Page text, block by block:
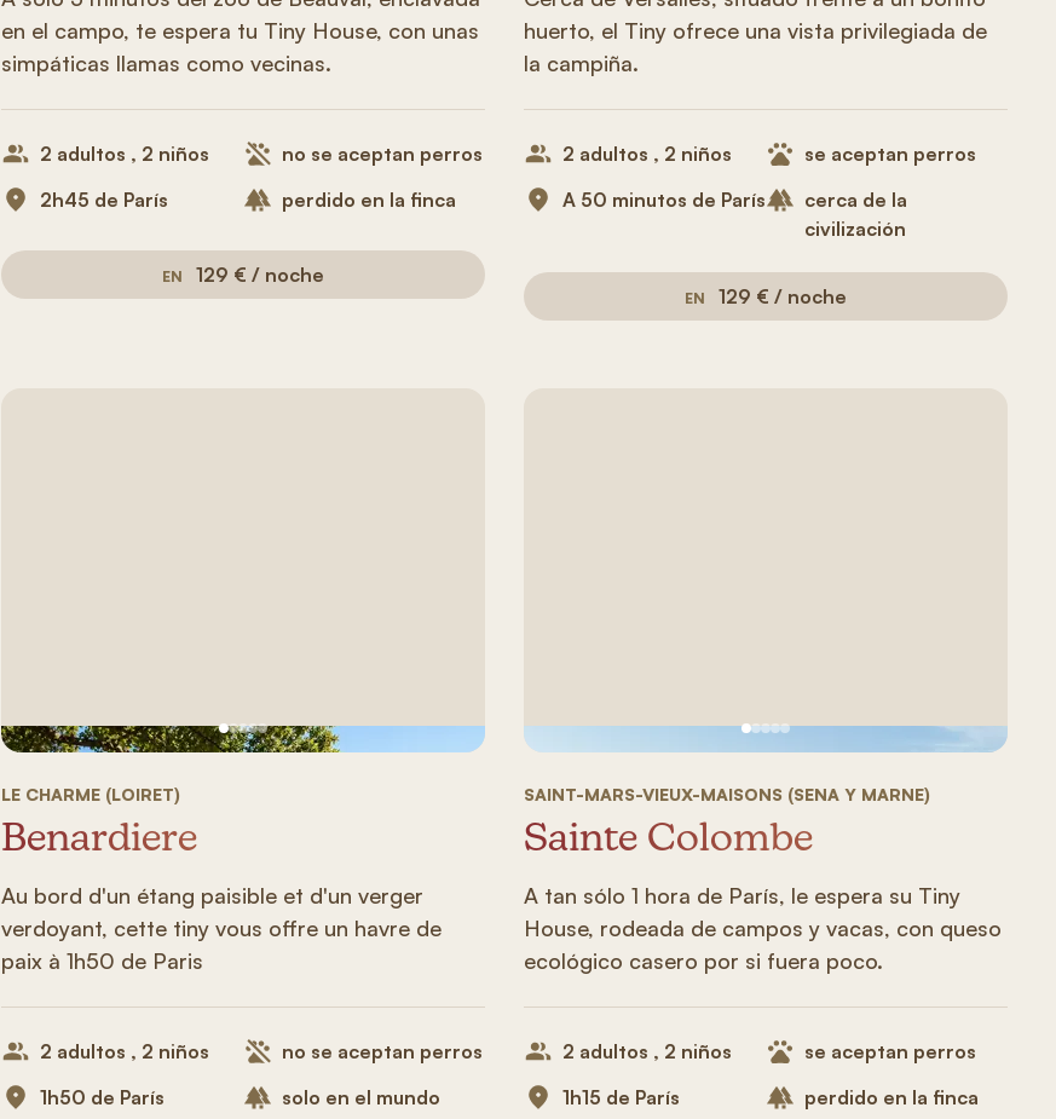
en el campo, te espera tu Tiny House, con unas
simpáticas llamas como vecinas.
2 adultos , 2 niños
2h45 de París
no se aceptan perros
perdido en la finca
EN 129 € / noche
huerto, el Tiny ofrece una vista privilegiada de
la campiña.
2 adultos , 2 niños
A 50 minutos de París
se aceptan perros
cerca de la
civilización
EN 129 € / noche
Ver imagen 1
Ver imagen 2
Ver imagen 3
Ver imagen 4
Ver imagen 5
LE CHARME (LOIRET)
Benardiere
Au bord d'un étang paisible et d'un verger
verdoyant, cette tiny vous offre un havre de
paix à 1h50 de Paris
2 adultos , 2 niños
1h50 de París
no se aceptan perros
solo en el mundo
SAINT-MARS-VIEUX-MAISONS (SENA Y MARNE)
Sainte Colombe
A tan sólo 1 hora de París, le espera su Tiny
House, rodeada de campos y vacas, con queso
ecológico casero por si fuera poco.
2 adultos , 2 niños
1h15 de París
se aceptan perros
perdido en la finca